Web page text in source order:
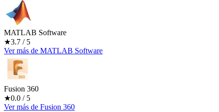
MATLAB Software
★3.7 / 5
Ver más de MATLAB Software
Fusion 360
★0.0 / 5
Ver más de Fusion 360